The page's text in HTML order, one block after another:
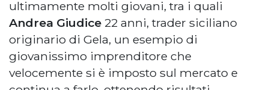
ultimamente molti giovani, tra i quali
Andrea Giudice 22 anni, trader siciliano
originario di Gela, un esempio di
giovanissimo imprenditore che
velocemente si è imposto sul mercato e